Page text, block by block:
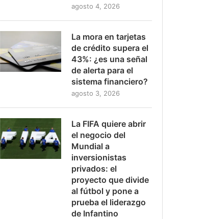
agosto 4, 2026
La mora en tarjetas
de crédito supera el
43%: ¿es una señal
de alerta para el
sistema financiero?
agosto 3, 2026
La FIFA quiere abrir
el negocio del
Mundial a
inversionistas
privados: el
proyecto que divide
al fútbol y pone a
prueba el liderazgo
de Infantino